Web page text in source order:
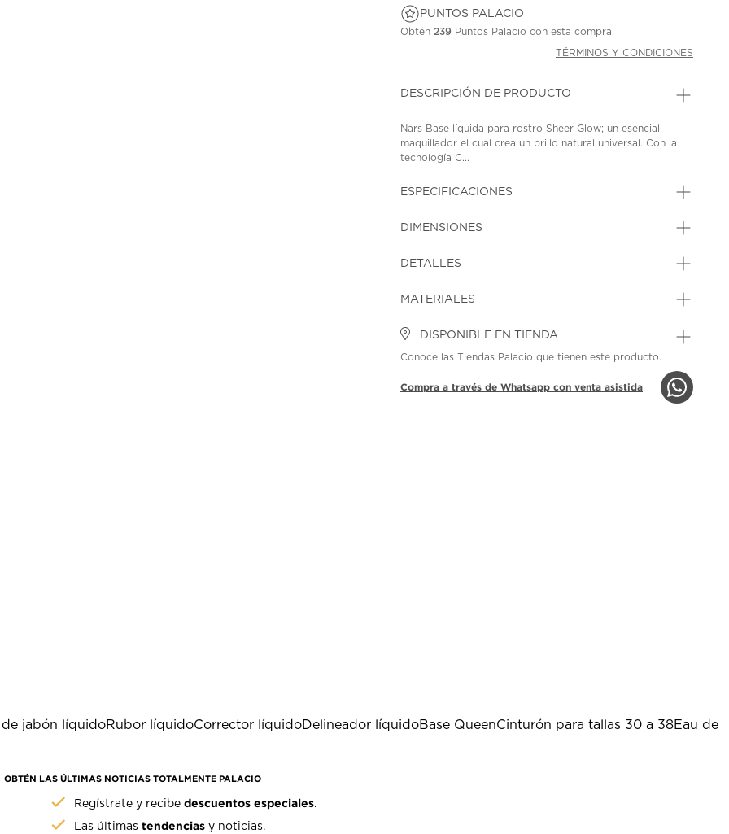
PUNTOS PALACIO
Obtén 239 Puntos Palacio con esta compra.
TÉRMINOS Y CONDICIONES
DESCRIPCIÓN DE PRODUCTO
Nars Base líquida para rostro Sheer Glow; un esencial
maquillador el cual crea un brillo natural universal. Con la
tecnología C...
ESPECIFICACIONES
DIMENSIONES
DETALLES
MATERIALES
DISPONIBLE EN TIENDA
Conoce las Tiendas Palacio que tienen este producto.
Compra a través de Whatsapp con venta asistida
de jabón líquidoRubor líquidoCorrector líquidoDelineador líquidoBase QueenCinturón para tallas 30 a 38Eau de
OBTÉN LAS ÚLTIMAS NOTICIAS TOTALMENTE PALACIO
Regístrate y recibedescuentos especiales.
Las últimastendencias y noticias.